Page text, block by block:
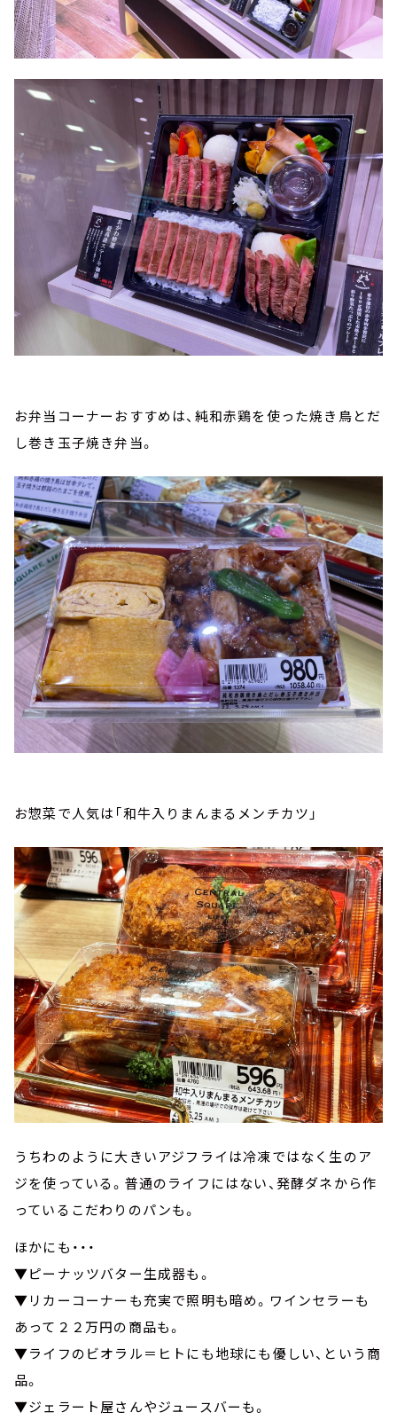
お弁当コーナーおすすめは、純和赤鶏を使った焼き鳥とだ
し巻き玉子焼き弁当。
お惣菜で人気は「和牛入りまんまるメンチカツ」
うちわのように大きいアジフライは冷凍ではなく生のア
ジを使っている。普通のライフにはない、発酵ダネから作
っているこだわりのパンも。
ほかにも・・・
▼ピーナッツバター生成器も。
▼リカーコーナーも充実で照明も暗め。ワインセラーも
あって２２万円の商品も。
▼ライフのビオラル＝ヒトにも地球にも優しい、という商
品。
▼ジェラート屋さんやジュースバーも。